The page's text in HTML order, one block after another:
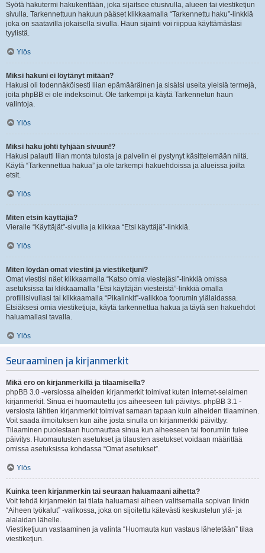
Syötä hakutermi hakukenttään, joka sijaitsee etusivulla, alueen tai viestiketjun
sivulla. Tarkennettuun hakuun pääset klikkaamalla “Tarkennettu haku”-linkkiä
joka on saatavilla jokaisella sivulla. Haun sijainti voi riippua käyttämästäsi
tyylistä.
Ylös
Miksi hakuni ei löytänyt mitään?
Hakusi oli todennäköisesti liian epämääräinen ja sisälsi useita yleisiä termejä,
joita phpBB ei ole indeksoinut. Ole tarkempi ja käytä Tarkennetun haun
valintoja.
Ylös
Miksi haku johti tyhjään sivuun!?
Hakusi palautti liian monta tulosta ja palvelin ei pystynyt käsittelemään niitä.
Käytä “Tarkennettua hakua” ja ole tarkempi hakuehdoissa ja alueissa joilta
etsit.
Ylös
Miten etsin käyttäjiä?
Vieraile “Käyttäjät”-sivulla ja klikkaa “Etsi käyttäjä”-linkkiä.
Ylös
Miten löydän omat viestini ja viestiketjuni?
Omat viestisi näet klikkaamalla “Katso omia viestejäsi”-linkkiä omissa
asetuksissa tai klikkaamalla “Etsi käyttäjän viesteistä”-linkkiä omalla
profiilisivullasi tai klikkaamalla “Pikalinkit”-valikkoa foorumin ylälaidassa.
Etsiäksesi omia viestiketjuja, käytä tarkennettua hakua ja täytä sen hakuehdot
haluamallasi tavalla.
Ylös
Seuraaminen ja kirjanmerkit
Mikä ero on kirjanmerkillä ja tilaamisella?
phpBB 3.0 -versiossa aiheiden kirjanmerkit toimivat kuten internet-selaimen
kirjanmerkit. Sinua ei huomautettu jos aiheeseen tuli päivitys. phpBB 3.1 -
versiosta lähtien kirjanmerkit toimivat samaan tapaan kuin aiheiden tilaaminen.
Voit saada ilmoituksen kun aihe josta sinulla on kirjanmerkki päivittyy.
Tilaaminen puolestaan huomauttaa sinua kun aiheeseen tai foorumiin tulee
päivitys. Huomautusten asetukset ja tilausten asetukset voidaan määrittää
omissa asetuksissa kohdassa “Omat asetukset”.
Ylös
Kuinka teen kirjanmerkin tai seuraan haluamaani aihetta?
Voit tehdä kirjanmekin tai tilata haluamasi aiheen valitsemalla sopivan linkin
“Aiheen työkalut” -valikossa, joka on sijoitettu kätevästi keskustelun ylä- ja
alalaidan lähelle.
Viestiketjuun vastaaminen ja valinta “Huomauta kun vastaus lähetetään” tilaa
viestiketjun.